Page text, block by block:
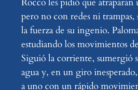
Rocco les pidió que
pero no con redes ni trampas,
la fuerza de su ingenio.
estudiando los movimientos
Siguió la corriente, sumergió
agua y, en un giro
a uno con un rápido